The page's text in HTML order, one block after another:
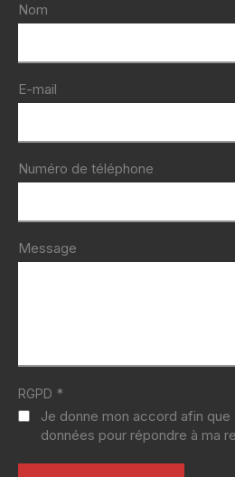
Nom
E-mail
Numéro de téléphone
Message
RGPD *
Je donne mon accord afin
données pour répondre à ma